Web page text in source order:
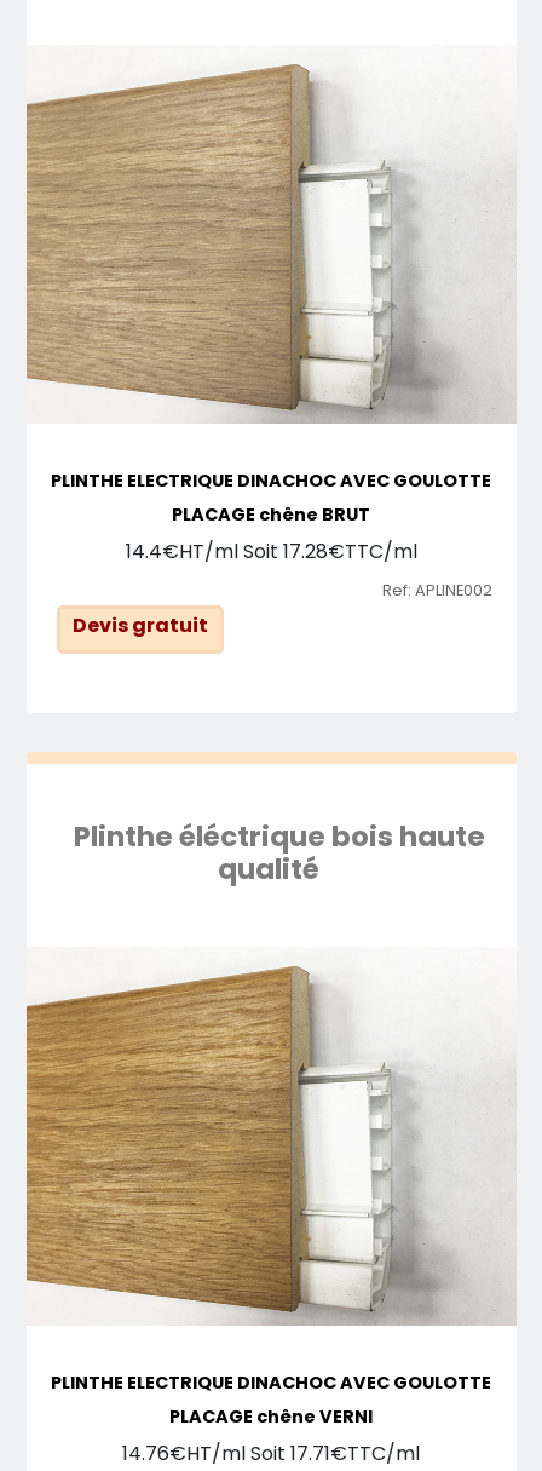
PLINTHE ELECTRIQUE DINACHOC AVEC GOULOTTE
PLACAGE chêne BRUT
14.4€HT/ml Soit 17.28€TTC/ml
Ref: APLINE002
Devis gratuit
Plinthe éléctrique bois haute
qualité
PLINTHE ELECTRIQUE DINACHOC AVEC GOULOTTE
PLACAGE chêne VERNI
14.76€HT/ml Soit 17.71€TTC/ml